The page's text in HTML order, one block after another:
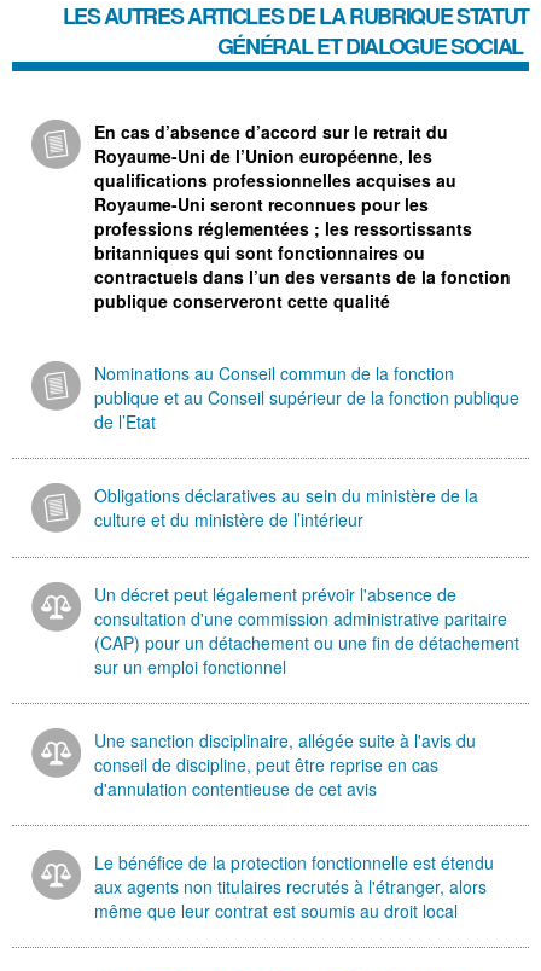
LES AUTRES ARTICLES DE LA RUBRIQUESTATUT
GÉNÉRAL ET DIALOGUE SOCIAL
En cas d’absence d’accord sur le retrait du
Royaume-Uni de l’Union européenne, les
qualifications professionnelles acquises au
Royaume-Uni seront reconnues pour les
professions réglementées ; les ressortissants
britanniques qui sont fonctionnaires ou
contractuels dans l’un des versants de la fonction
publique conserveront cette qualité
Nominations au Conseil commun de la fonction
publique et au Conseil supérieur de la fonction publique
de l’Etat
Obligations déclaratives au sein du ministère de la
culture et du ministère de l’intérieur
Un décret peut légalement prévoir l'absence de
consultation d'une commission administrative paritaire
(CAP) pour un détachement ou une fin de détachement
sur un emploi fonctionnel
Une sanction disciplinaire, allégée suite à l'avis du
conseil de discipline, peut être reprise en cas
d'annulation contentieuse de cet avis
Le bénéfice de la protection fonctionnelle est étendu
aux agents non titulaires recrutés à l'étranger, alors
même que leur contrat est soumis au droit local